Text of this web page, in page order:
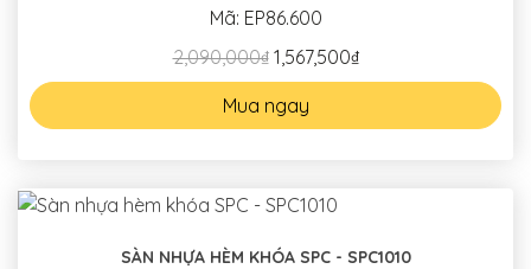
Mã: EP86.600
2,090,000₫1,567,500₫
Mua ngay
SÀN NHỰA HÈM KHÓA SPC - SPC1010